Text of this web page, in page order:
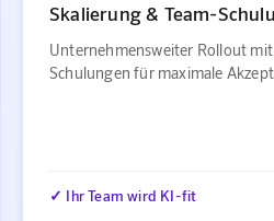
Skalierung & Team-
Unternehmensweiter Rollout
Schulungen für maximale
✓ Ihr Team wird KI-fit